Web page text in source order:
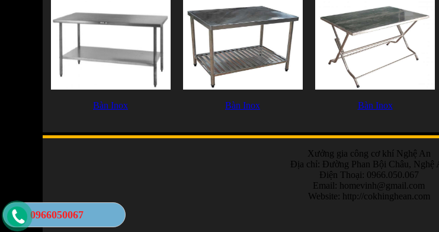
Bàn Inox Bàn Inox Bàn Inox
Xưởng gia công cơ khí Nghệ An
Địa chỉ: Đường Phan Bội Châu, Nghệ
Điện Thoại: 0966.050.067
Email: homevinh@gmail.com
Website: http://cokhinghean.com
0966050067